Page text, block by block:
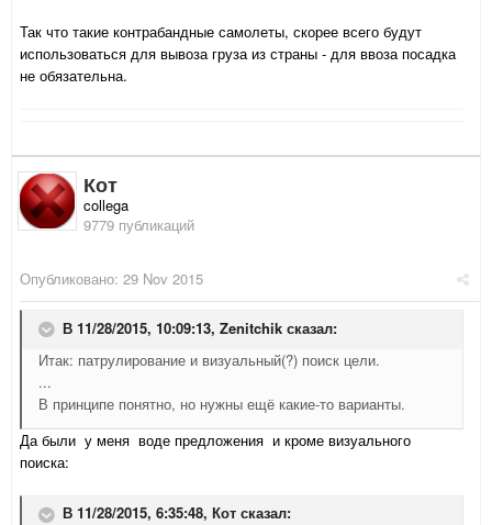
Так что такие контрабандные самолеты, скорее всего будут
использоваться для вывоза груза из страны - для ввоза посадка
не обязательна.
Кот
collega
9779 публикаций
Опубликовано: 29 Nov 2015
В 11/28/2015, 10:09:13, Zenitchik сказал:
Итак: патрулирование и визуальный(?) поиск цели.
...
В принципе понятно, но нужны ещё какие-то варианты.
Да были у меня воде предложения и кроме визуального
поиска:
В 11/28/2015, 6:35:48, Кот сказал: